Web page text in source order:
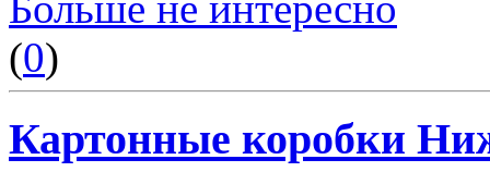
(0)
Картонные коробки